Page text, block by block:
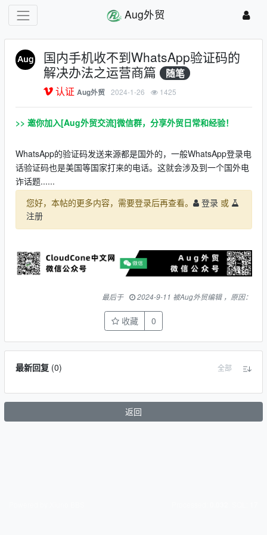
Aug外贸
国内手机收不到WhatsApp验证码的
解决办法之运营商篇 随笔
认证Aug外贸 2024-1-26 1425
>> 邀你加入[Aug外贸交流]微信群，分享外贸日常和经验！
WhatsApp的验证码发送来源都是国外的，一般WhatsApp登录电
话验证码也是美国等国家打来的电话。这就会涉及到一个国外电
诈话题......
您好，本帖的更多内容，需要登录后再查看。
登录 或
注册
最后于 2024-9-11 被Aug外贸编辑 ，原因：
收藏 0
最新回复(0) 全部
返回